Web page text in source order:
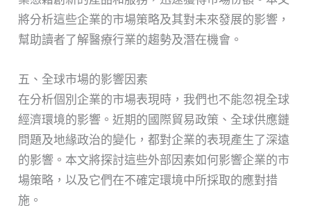
將分析這些企業的市場策略及其對未來發展的影響，
幫助讀者了解醫療行業的趨勢及潛在機會。
五、全球市場的影響因素
在分析個別企業的市場表現時，我們也不能忽視全球
經濟環境的影響。近期的國際貿易政策、全球供應鏈
問題及地緣政治的變化，都對企業的表現產生了深遠
的影響。本文將探討這些外部因素如何影響企業的市
場策略，以及它們在不確定環境中所採取的應對措
施。